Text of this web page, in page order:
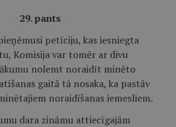
29. pants
petīciju, kas iesniegta
Komisija var tomēr ar divu
nolemt noraidīt minēto
gaitā tā nosaka, ka pastāv
noraidīšanas iemesliem.
dara zināmu attiecīgajām